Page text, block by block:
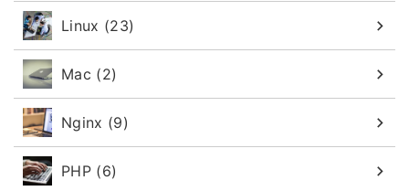
Linux (23)
Mac (2)
Nginx (9)
PHP (6)